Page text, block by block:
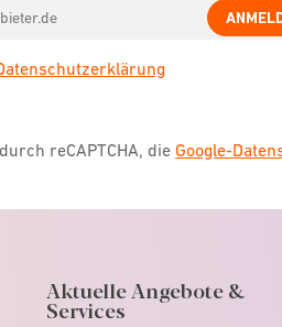
reCAPTCHA, die Google-
Aktuelle Angebote &
Services